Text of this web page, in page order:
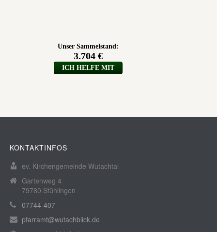
KONTAKTINFOS
ev. Kirchengemeinde Wutachtal
Gartenweg 4
79780 Stühlingen
07744-407
pfarramt@wutachblick.de